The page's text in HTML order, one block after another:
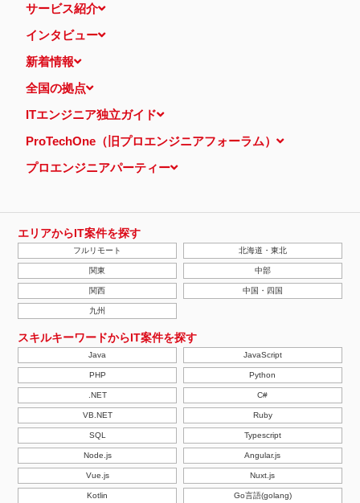
サービス紹介
インタビュー
新着情報
全国の拠点
ITエンジニア独立ガイド
ProTechOne（旧プロエンジニアフォーラム）
プロエンジニアパーティー
エリアからIT案件を探す
フルリモート 北海道・東北
関東 中部
関西 中国・四国
九州
スキルキーワードからIT案件を探す
Java JavaScript
PHP Python
.NET C#
VB.NET Ruby
SQL Typescript
Node.js Angular.js
Vue.js Nuxt.js
Kotlin Go言語(golang)